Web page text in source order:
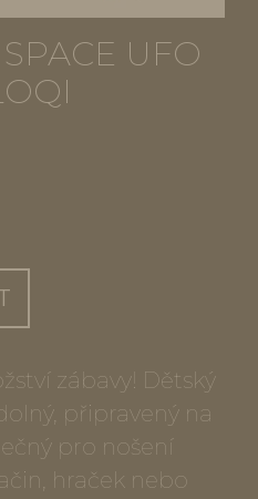
UFO
zábavy! Dětský
připravený na
pro nošení
hraček nebo